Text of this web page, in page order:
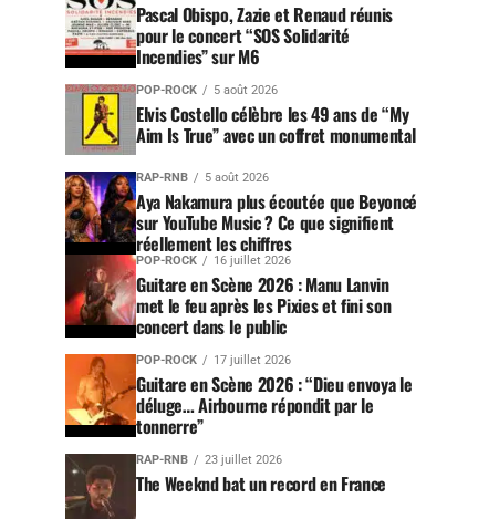
Pascal Obispo, Zazie et Renaud réunis
pour le concert “SOS Solidarité
Incendies” sur M6
POP-ROCK 5 août 2026
Elvis Costello célèbre les 49 ans de “My
Aim Is True” avec un coffret monumental
RAP-RNB 5 août 2026
Aya Nakamura plus écoutée que Beyoncé
sur YouTube Music ? Ce que signifient
réellement les chiffres
POP-ROCK 16 juillet 2026
Guitare en Scène 2026 : Manu Lanvin
met le feu après les Pixies et fini son
concert dans le public
POP-ROCK 17 juillet 2026
Guitare en Scène 2026 : “Dieu envoya le
déluge… Airbourne répondit par le
tonnerre”
RAP-RNB 23 juillet 2026
The Weeknd bat un record en France